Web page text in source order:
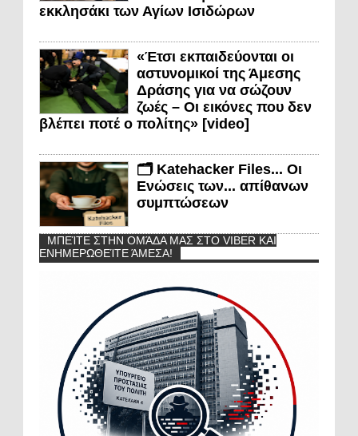
εκκλησάκι των Αγίων Ισιδώρων
«Έτσι εκπαιδεύονται οι
αστυνομικοί της Άμεσης
Δράσης για να σώζουν
ζωές – Οι εικόνες που δεν
βλέπει ποτέ ο πολίτης» [video]
🗂️ Katehacker Files... Οι
Ενώσεις των... απίθανων
συμπτώσεων
ΜΠΕΊΤΕ ΣΤΗΝ ΟΜΆΔΑ ΜΑΣ ΣΤΟ VIBER ΚΑΙ
ΕΝΗΜΕΡΩΘΕΊΤΕ ΆΜΕΣΑ!